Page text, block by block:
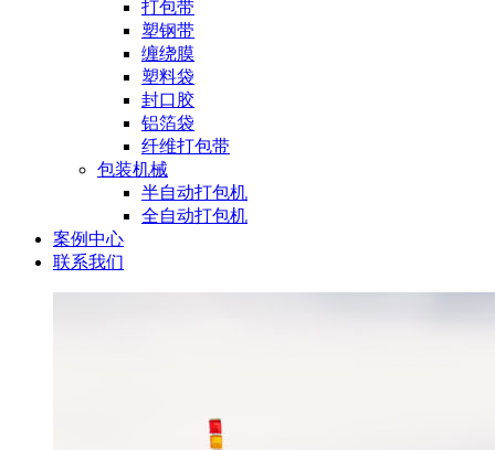
打包带
塑钢带
缠绕膜
塑料袋
封口胶
铝箔袋
纤维打包带
包装机械
半自动打包机
全自动打包机
案例中心
联系我们